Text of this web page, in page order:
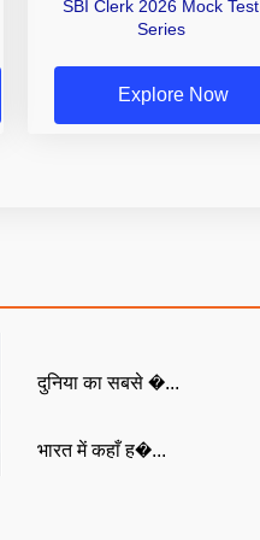
SBI Clerk 2026 Mock Test
Series
Explore Now
दुनिया का सबसे �...
भारत में कहाँ ह�...